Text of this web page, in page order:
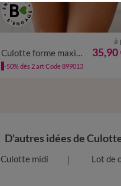
58/60
Culotte forme maxi en coton extensible uni – Lot de 10
à
35,90
-50% dès 2 art Code 899013
D'autres idées de
Culotte midi Lot de